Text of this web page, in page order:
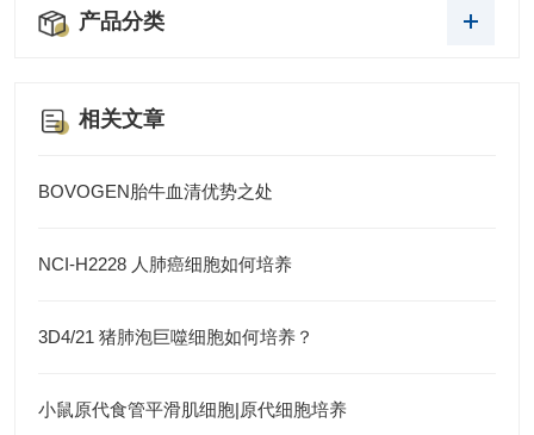
产品分类
相关文章
BOVOGEN胎牛血清优势之处
NCI-H2228 人肺癌细胞如何培养
3D4/21 猪肺泡巨噬细胞如何培养？
小鼠原代食管平滑肌细胞|原代细胞培养